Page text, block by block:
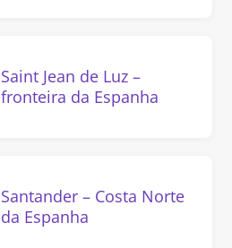
Saint Jean de Luz –
fronteira da Espanha
Santander – Costa Norte
da Espanha